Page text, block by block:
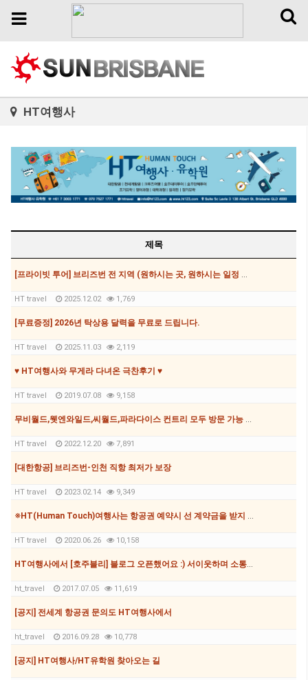
Toggle
Toggle
HT여행사
제목
[프라이빗 투어] 브리즈번 전 지역 (원하시는 곳, 원하시는 일정 모두 가능, 7,8,12,24,35,56인승 가능)
HT travel 2025.12.02 1,769
[무료증정] 2026년 탁상용 달력을 무료로 드립니다.
HT travel 2025.11.03 2,119
♥ HT여행사와 무게라 다녀온 극찬후기 ♥
HT travel 2019.07.08 9,158
무비월드,웻엔와일드,씨월드,파라다이스 컨트리 모두 방문 가능 패스가 167불!!!!
HT travel 2022.12.20 7,891
[대한항공] 브리즈번-인천 직항 최저가 보장
HT travel 2023.02.14 9,349
※HT(Human Touch)여행사는 항공권 예약시 선 계약금을 받지 않습니다.※
HT travel 2020.06.26 10,158
HT여행사에서 [호주블리] 블로그 오픈했어요 :) 서이웃하며 소통하며 지내요
ht_travel 2017.07.05 11,619
[공지] 전세계 항공권 문의도 HT여행사에서
ht_travel 2016.09.28 10,778
[공지] HT여행사/HT유학원 찾아오는 길